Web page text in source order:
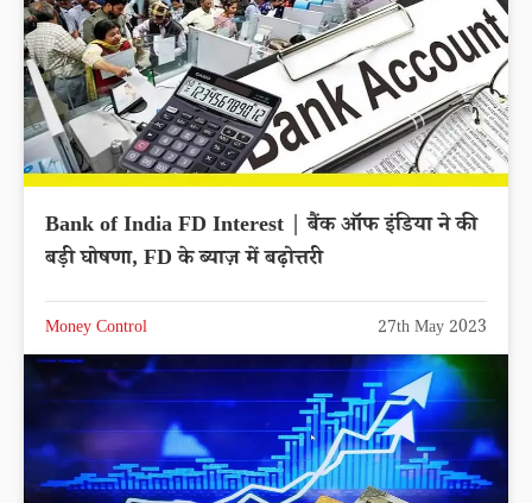
Bank of India FD Interest | बैंक ऑफ इंडिया ने की
बड़ी घोषणा, FD के ब्याज़ में बढ़ोत्तरी
Money Control 27th May 2023